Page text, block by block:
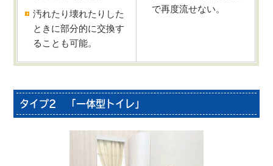
汚れたり壊れたりした
ときに部分的に交換す
ることも可能。
で再度流せない。
タイプ2 「一体型トイレ」